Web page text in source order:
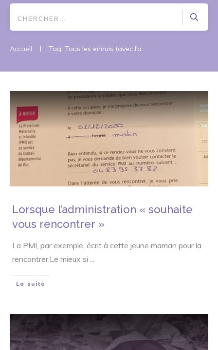
Accueil | Tag: Tous les ennuis (avec l’administration) viennent d’un « oui »
Lorsque l’administration « souhaite
vous rencontrer »
La PMI, par exemple, écrit à cette jeune maman pour la
rencontrer.Le mieux si
La suite